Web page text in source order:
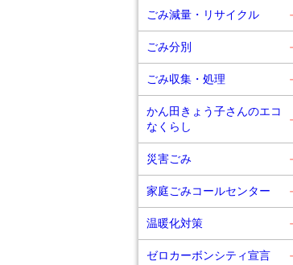
ごみ減量・リサイクル
ごみ分別
ごみ収集・処理
かん田きょう子さんのエコ
なくらし
災害ごみ
家庭ごみコールセンター
温暖化対策
ゼロカーボンシティ宣言